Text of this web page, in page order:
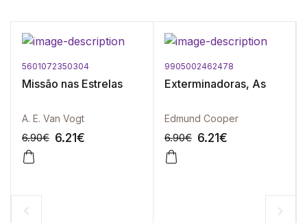
5601072350304
Missão nas Estrelas
A. E. Van Vogt
6.90€ 6.21€
9905002462478
Exterminadoras, As
Edmund Cooper
6.90€ 6.21€